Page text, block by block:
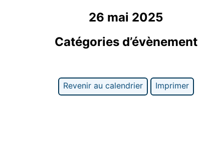
26 mai 2025
Catégories d’évènement
Revenir au calendrier Imprimer